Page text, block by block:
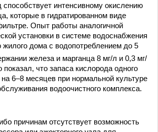
интенсивному окислению
которые в гидратированном виде
Опыт работы аналогичной
установки в системе водоснабжения
жилого дома с водопотреблением до 5
железа и марганца 8 мг/л и 0,3 мг/
показал, что запаса кислорода одного
6–8 месяцев при нормальной культуре
водоочистного комплекса.
причинам отсутствует возможность